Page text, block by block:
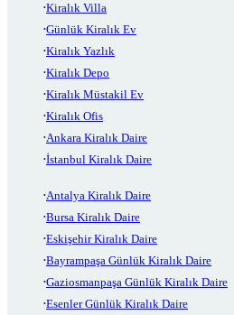
Kiralık Villa
Günlük Kiralık Ev
Kiralık Yazlık
Kiralık Depo
Kiralık Müstakil Ev
Kiralık Ofis
Ankara Kiralık Daire
İstanbul Kiralık Daire
Antalya Kiralık Daire
Bursa Kiralık Daire
Eskişehir Kiralık Daire
Bayrampaşa Günlük Kiralık Daire
Gaziosmanpaşa Günlük Kiralık Daire
Esenler Günlük Kiralık Daire